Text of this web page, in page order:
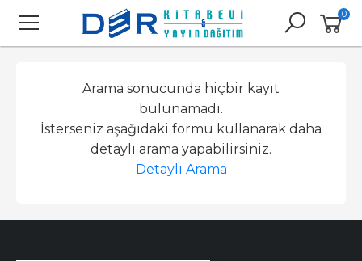
0
Arama sonucunda hiçbir kayıt
bulunamadı.
İsterseniz aşağıdaki formu kullanarak daha
detaylı arama yapabilirsiniz.
Detaylı Arama